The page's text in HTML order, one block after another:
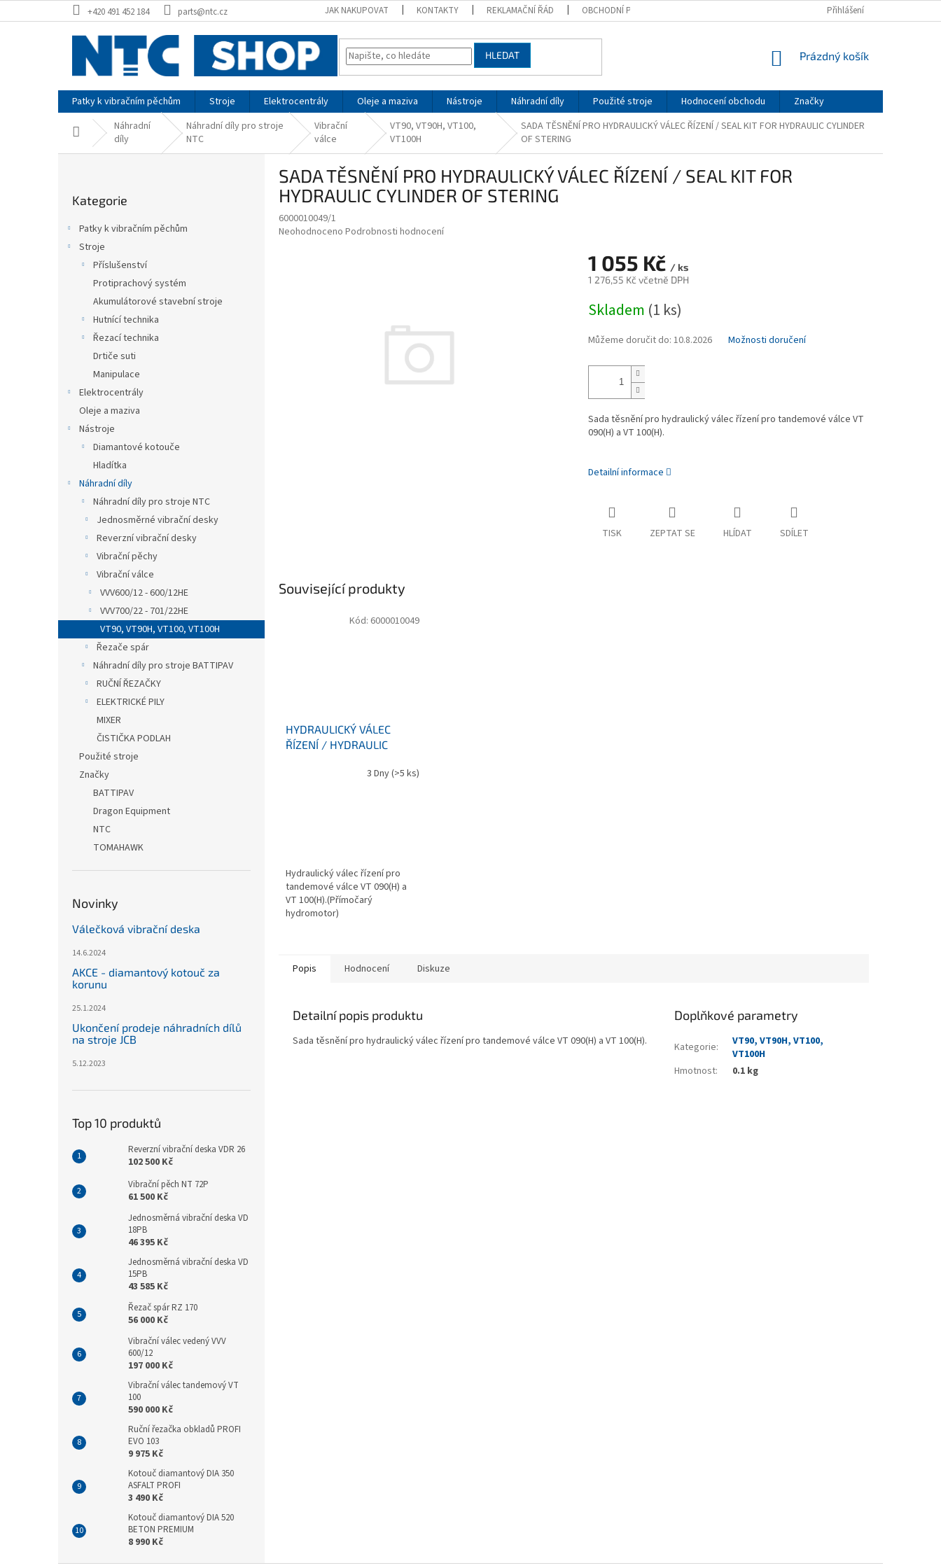
na
+420 491 452 184 parts@ntc.cz JAK NAKUPOVAT KONTAKTY REKLAMAČNÍ ŘÁD OBCHODNÍ PODMÍNKY PODMÍNKY OCHRANY OSOBNÍCH ÚDAJŮ
Přihlášení
HLEDAT
NÁKUPNÍ
Prázdný košík
Patky k vibračním pěchům Stroje Elektrocentrály Oleje a maziva Nástroje Náhradní díly Použité stroje Hodnocení obchodu Značky
Domů Náhradní
díly
Náhradní díly pro stroje
NTC
Vibrační
válce
VT90, VT90H, VT100,
VT100H
SADA TĚSNĚNÍ PRO HYDRAULICKÝ VÁLEC ŘÍZENÍ / SEAL KIT FOR HYDRAULIC CYLINDER
OF STERING
kategorie
Kategorie
Patky k vibračním pěchům
Stroje
Příslušenství
Protiprachový systém
Akumulátorové stavební stroje
Hutnící technika
Řezací technika
Drtiče suti
Manipulace
Elektrocentrály
Oleje a maziva
Nástroje
Diamantové kotouče
Hladítka
Náhradní díly
Náhradní díly pro stroje NTC
Jednosměrné vibrační desky
Reverzní vibrační desky
Vibrační pěchy
Vibrační válce
VVV600/12 - 600/12HE
VVV700/22 - 701/22HE
VT90, VT90H, VT100, VT100H
Řezače spár
Náhradní díly pro stroje BATTIPAV
RUČNÍ ŘEZAČKY
ELEKTRICKÉ PILY
MIXER
ČISTIČKA PODLAH
Použité stroje
Značky
BATTIPAV
Dragon Equipment
NTC
TOMAHAWK
Novinky
Válečková vibrační deska
14.6.2024
AKCE - diamantový kotouč za
korunu
25.1.2024
Ukončení prodeje náhradních dílů
na stroje JCB
5.12.2023
Top 10 produktů
Reverzní vibrační deska VDR 26
102 500 Kč
Vibrační pěch NT 72P
61 500 Kč
Jednosměrná vibrační deska VD
18PB
46 395 Kč
Jednosměrná vibrační deska VD
15PB
43 585 Kč
Řezač spár RZ 170
56 000 Kč
Vibrační válec vedený VVV
600/12
197 000 Kč
Vibrační válec tandemový VT
100
590 000 Kč
Ruční řezačka obkladů PROFI
EVO 103
9 975 Kč
Kotouč diamantový DIA 350
ASFALT PROFI
3 490 Kč
Kotouč diamantový DIA 520
BETON PREMIUM
8 990 Kč
SADA TĚSNĚNÍ PRO HYDRAULICKÝ VÁLEC ŘÍZENÍ / SEAL KIT FOR
HYDRAULIC CYLINDER OF STERING
6000010049/1
Průměrné
Neohodnoceno Podrobnosti hodnocení
1 055 Kč / ks
1 276,55 Kč včetně DPH
cena:
Skladem (1 ks)
Můžeme doručit do: 10.8.2026 Možnosti doručení
Sada těsnění pro hydraulický válec řízení pro tandemové válce VT
090(H) a VT 100(H).
Detailní informace
TISK ZEPTAT SE HLÍDAT SDÍLET
Související produkty
HYDRAULICKÝ VÁLEC
ŘÍZENÍ / HYDRAULIC
3 Dny(>5 ks)
Hydraulický válec řízení pro
tandemové válce VT 090(H) a
VT 100(H).(Přímočarý
hydromotor)
Kód: 6000010049
Popis Hodnocení Diskuze
Detailní popis produktu
Sada těsnění pro hydraulický válec řízení pro tandemové válce VT 090(H) a VT 100(H).
Doplňkové parametry
Kategorie:
VT90, VT90H, VT100,
VT100H
Hmotnost: 0.1 kg